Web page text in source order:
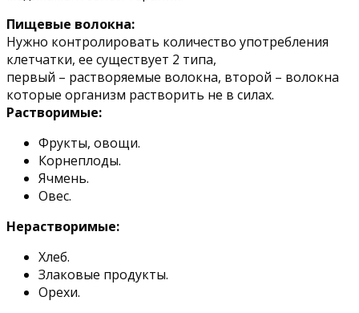
Пищевые волокна:
Нужно контролировать количество употребления
клетчатки, ее существует 2 типа,
первый – растворяемые волокна, второй – волокна
которые организм растворить не в силах.
Растворимые:
Фрукты, овощи.
Корнеплоды.
Ячмень.
Овес.
Нерастворимые:
Хлеб.
Злаковые продукты.
Орехи.